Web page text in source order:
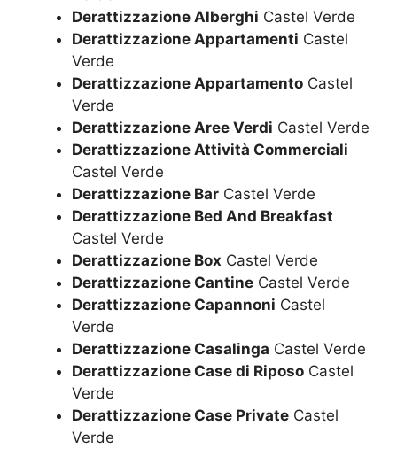
Derattizzazione Alberghi Castel Verde
Derattizzazione Appartamenti Castel
Verde
Derattizzazione Appartamento Castel
Verde
Derattizzazione Aree Verdi Castel Verde
Derattizzazione Attività Commerciali
Castel Verde
Derattizzazione Bar Castel Verde
Derattizzazione Bed And Breakfast
Castel Verde
Derattizzazione Box Castel Verde
Derattizzazione Cantine Castel Verde
Derattizzazione Capannoni Castel
Verde
Derattizzazione Casalinga Castel Verde
Derattizzazione Case di Riposo Castel
Verde
Derattizzazione Case Private Castel
Verde